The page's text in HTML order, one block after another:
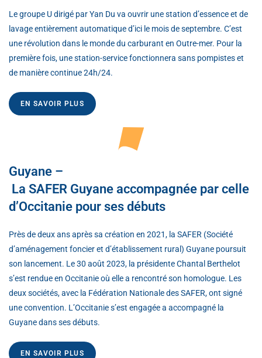
Le groupe U dirigé par Yan Du va ouvrir une station d’essence et de
lavage entièrement automatique d’ici le mois de septembre. C’est
une révolution dans le monde du carburant en Outre-mer. Pour la
première fois, une station-service fonctionnera sans pompistes et
de manière continue 24h/24.
EN SAVOIR PLUS
Guyane –
La SAFER Guyane accompagnée par celle
d’Occitanie pour ses débuts
Près de deux ans après sa création en 2021, la SAFER (Société
d’aménagement foncier et d’établissement rural) Guyane poursuit
son lancement. Le 30 août 2023, la présidente Chantal Berthelot
s’est rendue en Occitanie où elle a rencontré son homologue. Les
deux sociétés, avec la Fédération Nationale des SAFER, ont signé
une convention. L’Occitanie s’est engagée a accompagné la
Guyane dans ses débuts.
EN SAVOIR PLUS